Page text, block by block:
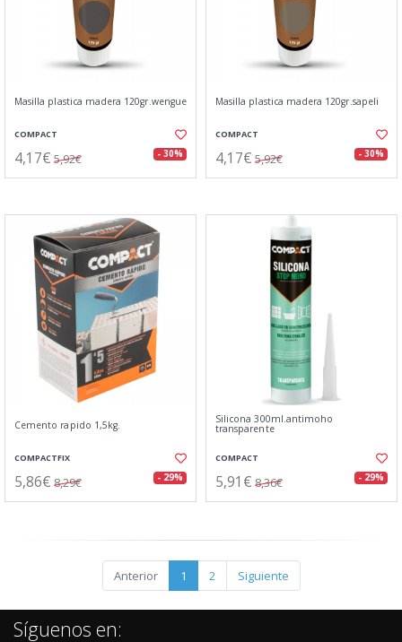
Masilla plastica madera 120gr.wengue
COMPACT
4,17€ 5,92€ - 30%
Masilla plastica madera 120gr.sapeli
COMPACT
4,17€ 5,92€ - 30%
Cemento rapido 1,5kg.
COMPACTFIX
5,86€ 8,29€ - 29%
Silicona 300ml.antimoho
transparente
COMPACT
5,91€ 8,36€ - 29%
Anterior 1 2 Siguiente
Síguenos en: